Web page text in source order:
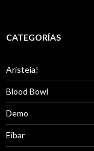
CATEGORÍAS
Aristeia!
Blood Bowl
Demo
Eibar